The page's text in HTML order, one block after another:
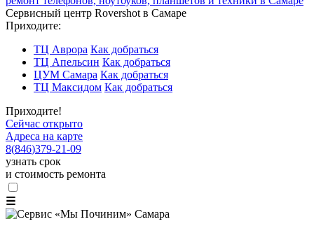
Сервисный центр Rovershot в Самаре
Приходите:
ТЦ Аврора Как добраться
ТЦ Апельсин Как добраться
ЦУМ Самара Как добраться
ТЦ Максидом Как добраться
Приходите!
Сейчас открыто
Адреса на карте
8(846)379-21-09
узнать срок
и стоимость ремонта
☰